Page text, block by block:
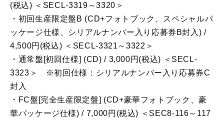
(税込) ＜SECL-3319～3320＞
・初回生産限定盤B (CD+フォトブック、スペシャルパ
ッケージ仕様、シリアルナンバー入り応募券B封入) /
4,500円(税込) ＜SECL-3321～3322＞
・通常盤[初回仕様] (CD) / 3,000円(税込) ＜SECL-
3323＞ ※初回仕様：シリアルナンバー入り応募券C
封入
・FC盤[完全生産限定盤] (CD+豪華フォトブック、豪
華パッケージ仕様) / 7,000円(税込) ＜SEC8-116～117